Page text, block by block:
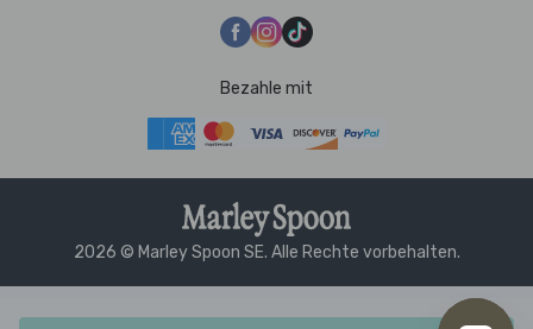
Bezahle mit
2026 © Marley Spoon SE. Alle Rechte vorbehalten.